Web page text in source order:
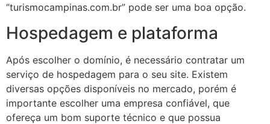
“turismocampinas.com.br” pode ser uma boa opção.
Hospedagem e plataforma
Após escolher o domínio, é necessário contratar um
serviço de hospedagem para o seu site. Existem
diversas opções disponíveis no mercado, porém é
importante escolher uma empresa confiável, que
ofereça um bom suporte técnico e que possua